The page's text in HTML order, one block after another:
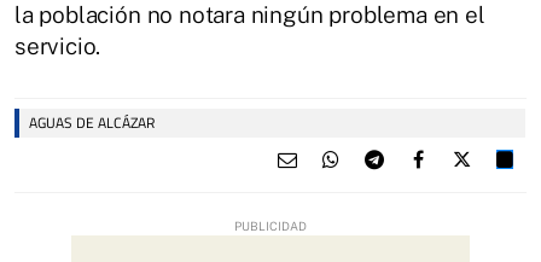
la población no notara ningún problema en el
servicio.
AGUAS DE ALCÁZAR